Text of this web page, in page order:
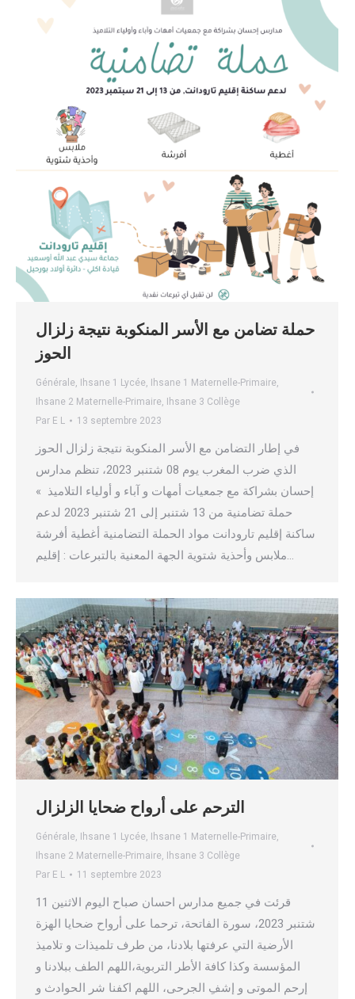
حملة تضامن مع الأسر المنكوبة نتيجة زلزال
الحوز
Générale, Ihsane 1 Lycée, Ihsane 1 Maternelle-Primaire,
Ihsane 2 Maternelle-Primaire,
Ihsane 3 Collège
Par E L 13 septembre 2023
في إطار التضامن مع الأسر المنكوبة نتيجة زلزال الحوز
الذي ضرب المغرب يوم 08 شتنبر 2023، تنظم مدارس
إحسان بشراكة مع جمعيات أمهات و آباء و أولياء التلاميذ »
حملة تضامنية من 13 شتنبر إلى 21 شتنبر 2023 لدعم
ساكنة إقليم تارودانت مواد الحملة التضامنية أغطية أفرشة
ملابس وأحذية شتوية الجهة المعنية بالتبرعات : إقليم…
الترحم على أرواح ضحايا الزلزال
Générale Ihsane 1 Lycée Ihsane 1 Maternelle-Primaire
Ihsane 2 Maternelle-Primaire Ihsane 3 Collège
Par E L 11 septembre 2023
قرئت في جميع مدارس احسان صباح اليوم الاثنين 11
شتنبر 2023، سورة الفاتحة، ترحما على أرواح ضحايا الهزة
الأرضية التي عرفتها بلادنا، من طرف تلميذات و تلاميذ
المؤسسة وكذا كافة الأطر التربوية،اللهم الطف ببلادنا و
إرحم الموتى و إشفِ الجرحى، اللهم اكفنا شر الحوادث و